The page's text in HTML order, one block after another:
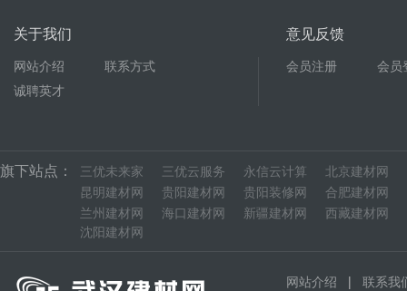
关于我们
网站介绍
联系方式
诚聘英才
意见反馈
会员注册 会员
旗下站点： 三优未来家 三优云服务 永信云计算 北京建材网
昆明建材网
贵阳建材网 贵阳装修网 合肥建材网
兰州建材网
海口建材网 新疆建材网 西藏建材网
沈阳建材网
网站介绍 | 联系我